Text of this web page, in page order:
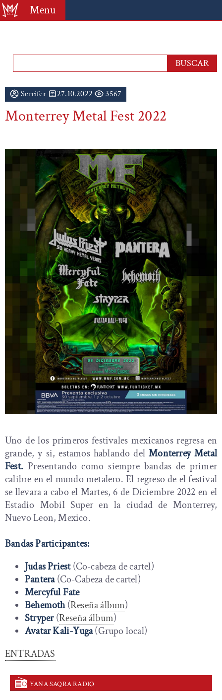
Menu
Sercifer 27.10.2022 3567
Monterrey Metal Fest 2022
Uno de los primeros festivales mexicanos regresa en
grande, y si, estamos hablando delMonterrey Metal
Fest. Presentando como siempre bandas de primer
calibre en el mundo metalero. El regreso de el festival
se llevara a cabo el Martes, 6 de Diciembre 2022 en el
Estadio Mobil Super en la ciudad de Monterrey,
Nuevo Leon, Mexico.
Bandas Participantes:
Judas Priest(Co-cabeza de cartel)
Pantera(Co-Cabeza de cartel)
Mercyful Fate
Behemoth(Reseña álbum)
Stryper(Reseña álbum)
Avatar Kali-Yuga(Grupo local)
ENTRADAS
YANA SAQRA RADIO